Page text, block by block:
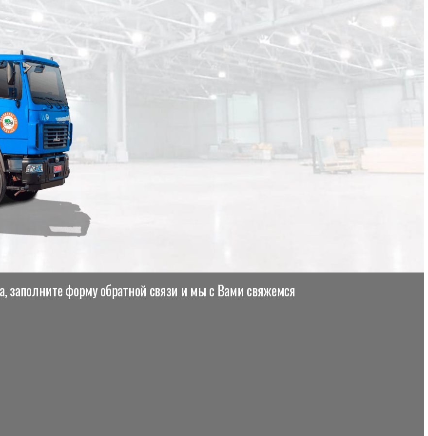
заполните форму обратной связи и мы с Вами свяжемся